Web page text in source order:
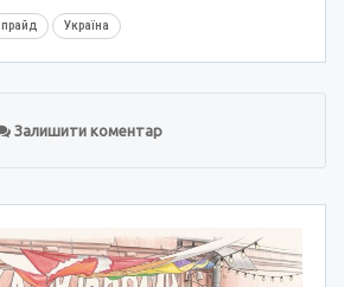
прайд Україна
Залишити коментар